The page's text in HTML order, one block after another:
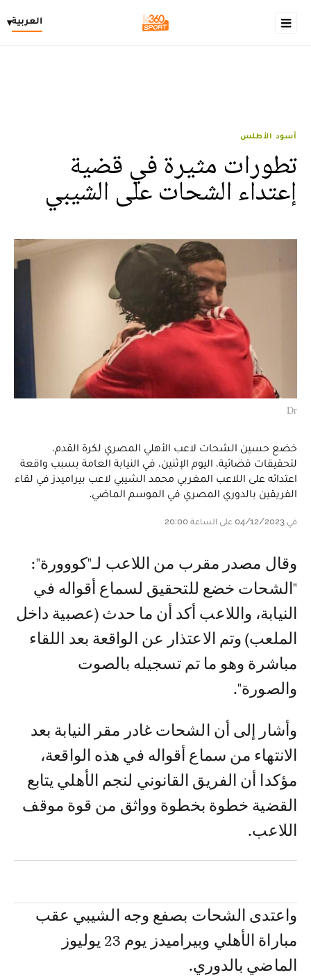
العربية▾
أسود الأطلس
تطورات مثيرة في قضية
إعتداء الشحات على الشيبي
Dr
خضع حسين الشحات لاعب الأهلي المصري لكرة القدم،
لتحقيقات قضائية، اليوم الإثنين، في النيابة العامة بسبب واقعة
اعتدائه على اللاعب المغربي محمد الشيبي لاعب بيراميدز في لقاء
الفريقين بالدوري المصري في الموسم الماضي.
في 04/12/2023 على الساعة 20:00
وقال مصدر مقرب من اللاعب لـ"كووورة":
"الشحات خضع للتحقيق لسماع أقواله في
النيابة، واللاعب أكد أن ما حدث (عصبية داخل
الملعب) وتم الاعتذار عن الواقعة بعد اللقاء
مباشرة وهو ما تم تسجيله بالصوت
والصورة".
وأشار إلى أن الشحات غادر مقر النيابة بعد
الانتهاء من سماع أقواله في هذه الواقعة،
مؤكدا أن الفريق القانوني لنجم الأهلي يتابع
القضية خطوة بخطوة وواثق من قوة موقف
اللاعب.
واعتدى الشحات بصفع وجه الشيبي عقب
مباراة الأهلي وبيراميدز يوم 23 يوليوز
الماضي بالدوري.